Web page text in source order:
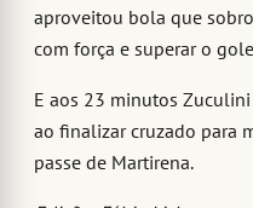
aproveitou bola que
com força e superar o
E aos 23 minutos
ao finalizar cruzado para
passe de Martirena.